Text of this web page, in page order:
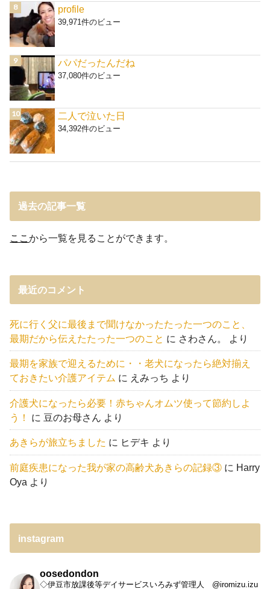
profile
39,971件のビュー
パパだったんだね
37,080件のビュー
二人で泣いた日
34,392件のビュー
過去の記事一覧
ここから一覧を見ることができます。
最近のコメント
死に行く父に最後まで聞けなかったたった一つのこと、
最期だから伝えたたった一つのこと に さわさん。 より
最期を家族で迎えるために・・老犬になったら絶対揃え
ておきたい介護アイテム に えみっち より
介護犬になったら必要！赤ちゃんオムツ使って節約しよ
う！
に 豆のお母さん より
あきらが旅立ちました に ヒデキ より
前庭疾患になった我が家の高齢犬あきらの記録③ に Harry
Oya より
instagram
oosedondon
◇伊豆市放課後等デイサービスいろみず管理人 @iromizu.izu